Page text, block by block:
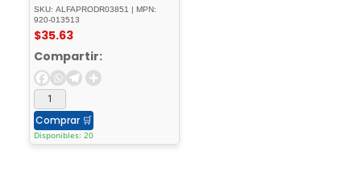
SKU: ALFAPRODR03851 | MPN:
920-013513
$35.63
Compartir:
Comprar 🛒
Disponibles: 20